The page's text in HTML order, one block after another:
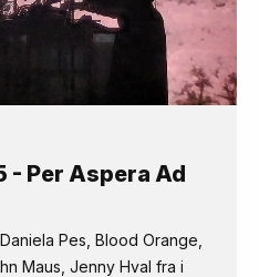
- Per Aspera Ad
Pes, Blood Orange,
Maus, Jenny Hval fra i